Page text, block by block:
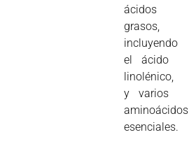
ácidos
grasos,
incluyendo
el ácido
linolénico,
y varios
aminoácidos
esenciales.